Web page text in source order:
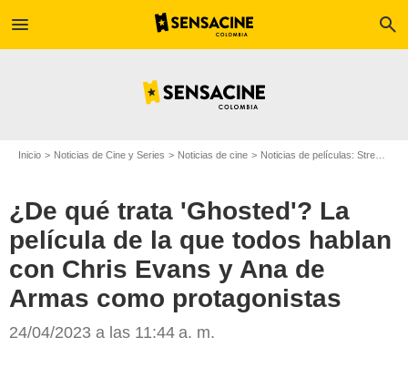
menu search
Inicio Noticias de Cine y Series Noticias de cine Noticias de películas: Streaming
¿De qué trata 'Ghosted'? La
película de la que todos hablan
con Chris Evans y Ana de
Armas como protagonistas
24/04/2023 a las 11:44 a. m.
'Ghosted', película para Apple TV+